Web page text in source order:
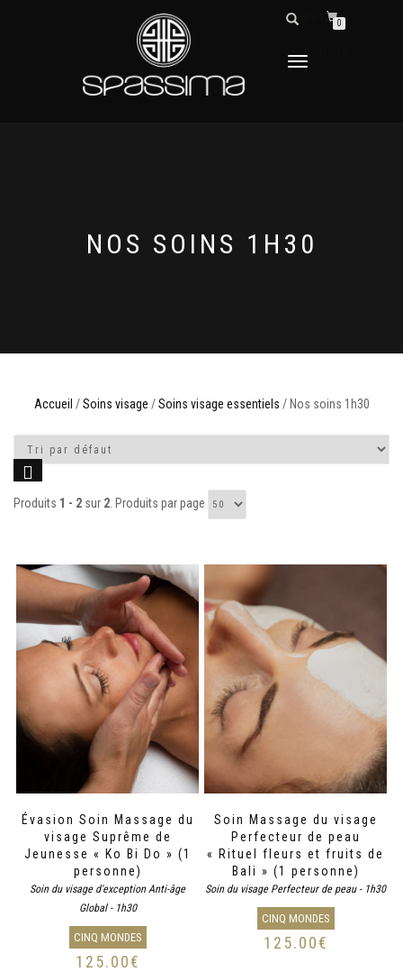
DÉPLIER
DÉTAILS
0
NOS SOINS 1H30
Accueil /Soins visage /Soins visage essentiels / Nos soins 1h30
Produits 1 - 2 sur 2. Produits par page
Évasion Soin Massage du
visage Suprême de
Jeunesse « Ko Bi Do » (1
personne)
Soin du visage d'exception Anti-âge
Global - 1h30
CINQ MONDES
125.00€
Soin Massage du visage
Perfecteur de peau
« Rituel fleurs et fruits de
Bali » (1 personne)
Soin du visage Perfecteur de peau - 1h30
CINQ MONDES
125.00€